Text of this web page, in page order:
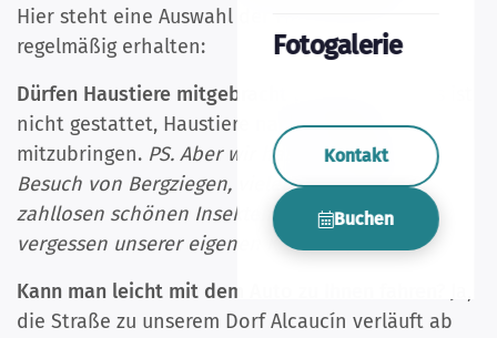
Fotogalerie
Kontakt
Buchen
Hier steht eine Auswahl der Fragen, die wir
regelmäßig erhalten:
Dürfen Haustiere mitgebracht werden?
nicht gestattet, Haustiere nach El Refugio
mitzubringen. PS. Aber wir haben regelmäßig
Besuch von Bergziegen, vielen (Rau-)Vögeln,
zahllosen schönen Insekten und nicht zu
vergessen unserer eigenen Katze Rayo!
Kann man leicht mit dem Auto zu Ihnen fahren?
die Straße zu unserem Dorf Alcaucín verläuft ab